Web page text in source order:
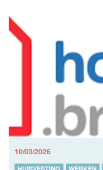
10/03/2026